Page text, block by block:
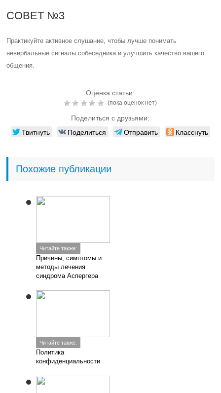
СОВЕТ №3
Практикуйте активное слушание, чтобы лучше понимать
невербальные сигналы собеседника и улучшить качество вашего
общения.
Оценка статьи:
(пока оценок нет)
Поделиться с друзьями:
Твитнуть Поделиться Отправить Класснуть
Похожие публикации
Читайте также:
Причины, симптомы и
методы лечения
синдрома Аспергера
Читайте также:
Политика
конфиденциальности